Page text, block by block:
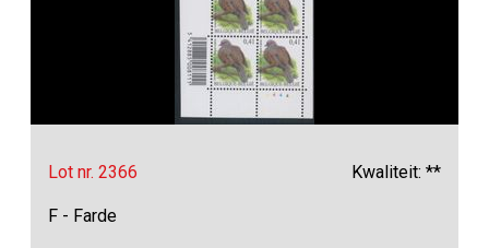
Lot nr. 2366 Kwaliteit: **
F - Farde